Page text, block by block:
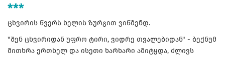
***
ცხვირის წვერს ხელის ზურგით ვიწმენდ.
"შენ ცხვირიდან უფრო ტირი, ვიდრე თვალებიდან" - ბექნუმ
მითხრა ერთხელ და ისეთი ხარხარი ამიტყდა, ძლივს